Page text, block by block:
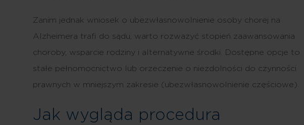
Zanim jednak wniosek o ubezwłasnowolnienie osoby chorej na
Alzheimera trafi do sądu, warto rozważyć stopień zaawansowania
choroby, wsparcie rodziny i alternatywne środki. Dostępne opcje to
stałe pełnomocnictwo lub orzeczenie o niezdolności do czynności
prawnych w mniejszym zakresie (ubezwłasnowolnienie częściowe).
Jak wygląda procedura